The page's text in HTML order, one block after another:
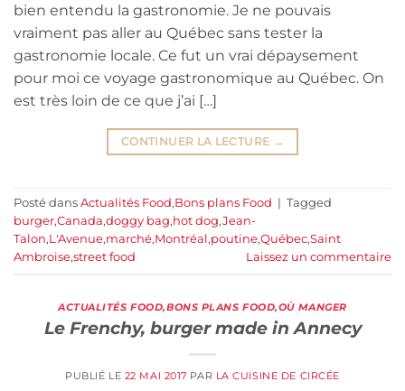
bien entendu la gastronomie. Je ne pouvais
vraiment pas aller au Québec sans tester la
gastronomie locale. Ce fut un vrai dépaysement
pour moi ce voyage gastronomique au Québec. On
est très loin de ce que j’ai […]
CONTINUER LA LECTURE →
Posté dans Actualités Food,Bons plans Food | Tagged
burger,Canada,doggy bag,hot dog,Jean-
Talon,L'Avenue,marché,Montréal,poutine,Québec,Saint
Ambroise,street food Laissez un commentaire
ACTUALITÉS FOOD,BONS PLANS FOOD,OÙ MANGER
Le Frenchy, burger made in Annecy
PUBLIÉ LE 22 MAI 2017 PAR LA CUISINE DE CIRCÉE